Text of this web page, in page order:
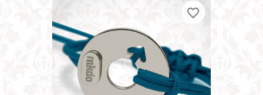
favorite_border
favorite_border
favorite_border